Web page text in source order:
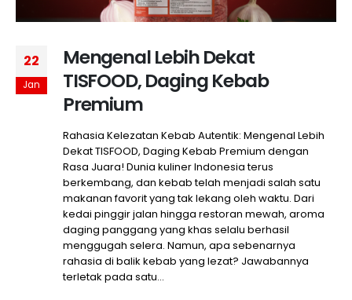
22
Jan
Mengenal Lebih Dekat
TISFOOD, Daging Kebab
Premium
Rahasia Kelezatan Kebab Autentik: Mengenal Lebih
Dekat TISFOOD, Daging Kebab Premium dengan
Rasa Juara! Dunia kuliner Indonesia terus
berkembang, dan kebab telah menjadi salah satu
makanan favorit yang tak lekang oleh waktu. Dari
kedai pinggir jalan hingga restoran mewah, aroma
daging panggang yang khas selalu berhasil
menggugah selera. Namun, apa sebenarnya
rahasia di balik kebab yang lezat? Jawabannya
terletak pada satu...